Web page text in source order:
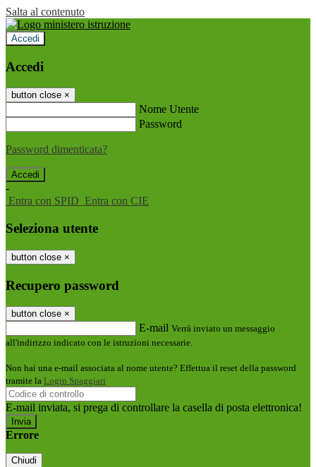
Salta al contenuto
Accedi
Accedi
button close ×
Nome Utente
Password
Password dimenticata?
-
Entra con SPID Entra con CIE
Seleziona utente
button close ×
Recupero password
button close ×
E-mail Verrà inviato un messaggio
all'indirizzo indicato con le istruzioni necessarie.
Non hai una e-mail associata al nome utente? Effettua il reset della password
tramite la Login Spaggiari
E-mail inviata, si prega di controllare la casella di posta elettronica!
Errore
Chiudi